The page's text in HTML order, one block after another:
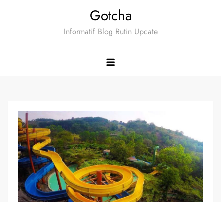
Gotcha
Informatif Blog Rutin Update